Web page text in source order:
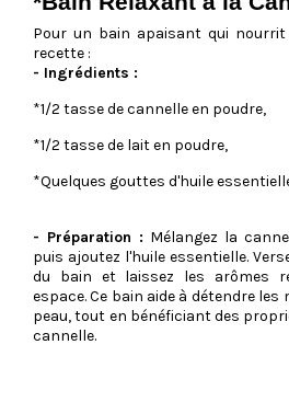
Pour un bain apaisant qui
recette :
- Ingrédients :
*1/2 tasse de cannelle en poudre,
*1/2 tasse de lait en poudre,
*Quelques gouttes d'huile
- Préparation : Mélangez la
puis ajoutez l'huile essentielle.
du bain et laissez les arômes
espace. Ce bain aide à détendre
peau, tout en bénéficiant des
cannelle.